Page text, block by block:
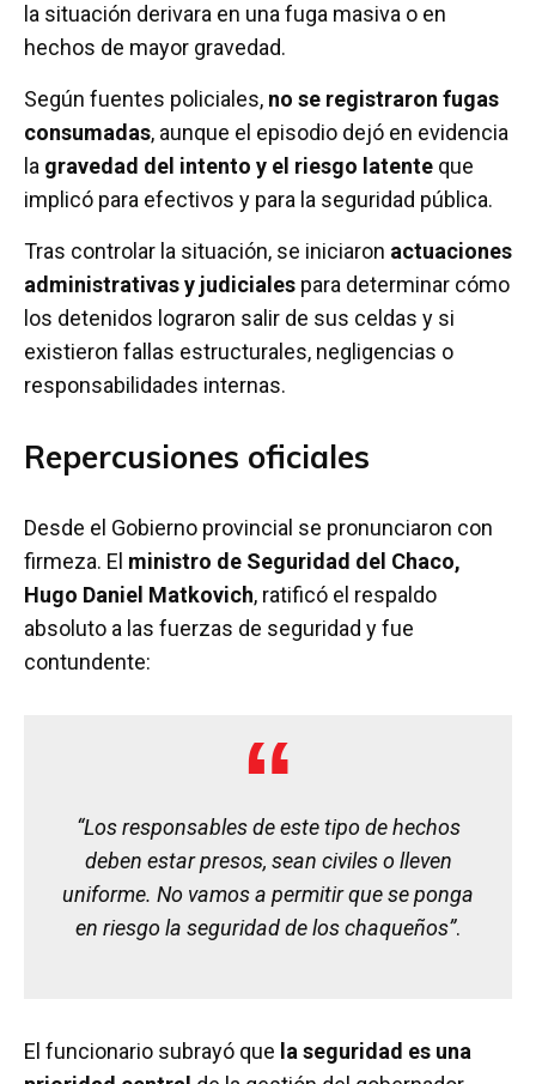
la situación derivara en una fuga masiva o en
hechos de mayor gravedad.
Según fuentes policiales, no se registraron fugas
consumadas, aunque el episodio dejó en evidencia
la gravedad del intento y el riesgo latente que
implicó para efectivos y para la seguridad pública.
Tras controlar la situación, se iniciaron actuaciones
administrativas y judiciales para determinar cómo
los detenidos lograron salir de sus celdas y si
existieron fallas estructurales, negligencias o
responsabilidades internas.
Repercusiones oficiales
Desde el Gobierno provincial se pronunciaron con
firmeza. El ministro de Seguridad del Chaco,
Hugo Daniel Matkovich, ratificó el respaldo
absoluto a las fuerzas de seguridad y fue
contundente:
“Los responsables de este tipo de hechos
deben estar presos, sean civiles o lleven
uniforme. No vamos a permitir que se ponga
en riesgo la seguridad de los chaqueños”.
El funcionario subrayó que la seguridad es una